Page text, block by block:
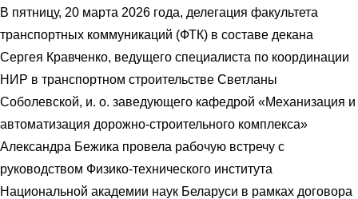
В пятницу, 20 марта 2026 года, делегация факультета
транспортных коммуникаций (ФТК) в составе декана
Сергея Кравченко, ведущего специалиста по координации
НИР в транспортном строительстве Светланы
Соболевской, и. о. заведующего кафедрой «Механизация и
автоматизация дорожно-строительного комплекса»
Александра Бежика провела рабочую встречу с
руководством Физико-технического института
Национальной академии наук Беларуси в рамках договора